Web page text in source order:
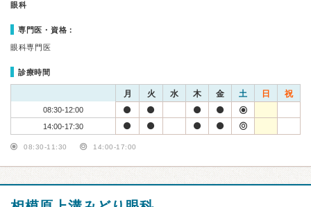
眼科
専門医・資格：
眼科専門医
診療時間
月 火 水 木 金 土 日 祝
08:30-12:00
14:00-17:30
08:30-11:30 14:00-17:00